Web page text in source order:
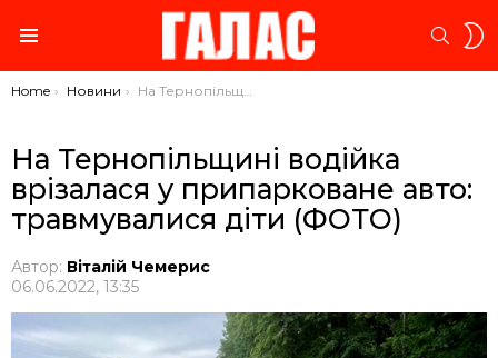
You are here:
Home Новини На Тернопільщині водійка врізалася у припарковане авто: травмувалися діти (ФОТО)
На Тернопільщині водійка
врізалася у припарковане авто:
травмувалися діти (ФОТО)
Автор: Віталій Чемерис
06.06.2022, 13:35